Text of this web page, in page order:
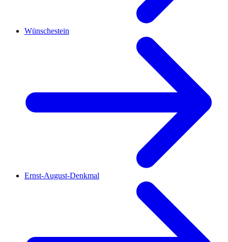
Wünschestein
Ernst-August-Denkmal